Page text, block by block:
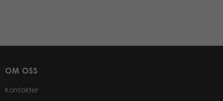
OM OSS
Kontakter